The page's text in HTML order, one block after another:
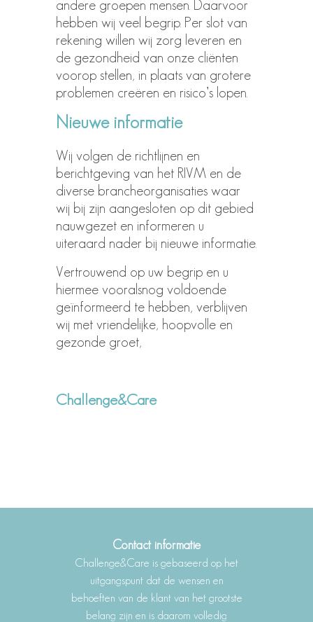
andere groepen mensen. Daarvoor
hebben wij veel begrip. Per slot van
rekening willen wij zorg leveren en
de gezondheid van onze cliënten
voorop stellen, in plaats van grotere
problemen creëren en risico’s lopen.
Nieuwe informatie
Wij volgen de richtlijnen en
berichtgeving van het RIVM en de
diverse brancheorganisaties waar
wij bij zijn aangesloten op dit gebied
nauwgezet en informeren u
uiteraard nader bij nieuwe informatie.
Vertrouwend op uw begrip en u
hiermee vooralsnog voldoende
geïnformeerd te hebben, verblijven
wij met vriendelijke, hoopvolle en
gezonde groet,
Challenge&Care
Contact informatie
Challenge&Care is gebaseerd op het
uitgangspunt dat de wensen en
behoeften van de klant van het grootste
belang zijn en is daarom volledig